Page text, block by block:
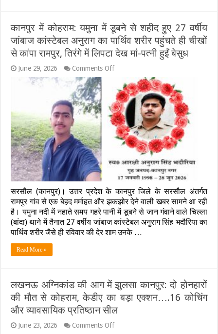
गर्भवती
पत्नी
को
में
मारी
लात,
उजड़ी;
ससुर
पर
छेड़छाड़
का
आरोप,
FIR
कानपुर में कोहराम: यमुना में डूबने से शहीद हुए 27 वर्षीय
जांबाज कांस्टेबल अनुराग का पार्थिव शरीर पहुंचते ही चीखों
से कांपा रामपुर, तिरंगे में लिपटा देख मां-पत्नी हुईं बेसुध
June 29, 2026 Comments Offon
कोहराम:
यमुना
में
डूबने
से
शहीद
हुए
जांबाज
कांस्टेबल
अनुराग
का
पार्थिव
शरीर
पहुंचते
ही
चीखों
लिपटा
देख
मां-
पत्नी
हुईं
बेसुध
सरसौल (कानपुर)। उत्तर प्रदेश के कानपुर जिले के सरसौल अंतर्गत
रामपुर गांव से एक बेहद मर्माहत और झकझोर देने वाली खबर सामने आ रही
है। यमुना नदी में नहाते समय गहरे पानी में डूबने से जान गंवाने वाले चिल्ला
(बांदा) थाने में तैनात 27 वर्षीय जांबाज कांस्टेबल अनुराग सिंह भदौरिया का
पार्थिव शरीर जैसे ही रविवार की देर शाम उनके …
Read More »
लखनऊ अग्निकांड की आग में झुलसा कानपुर: दो होनहारों
की मौत से कोहराम, केडीए का बड़ा एक्शन….16 कोचिंग
और व्यावसायिक प्रतिष्ठान सील
June 23, 2026 Comments Offon